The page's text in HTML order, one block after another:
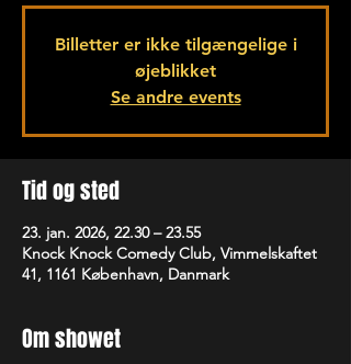
Billetter er ikke tilgængelige i
øjeblikket
Se andre events
Tid og sted
23. jan. 2026, 22.30 – 23.55
Knock Knock Comedy Club, Vimmelskaftet
41, 1161 København, Danmark
Om showet